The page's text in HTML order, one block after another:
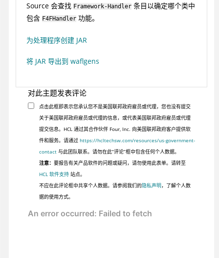
Source 会查找 Framework-Handler 条目以确定哪个类中
包含 F4FHandler 功能。
为处理程序创建 JAR
将 JAR 导出到 waflgens
对此主题发表评论
点击此框即表示您承认您不是美国联邦政府雇员或代理，您也没有提交
关于美国联邦政府雇员或代理的信息，或代表美国联邦政府雇员或代理
提交信息。HCL 通过其合作伙伴 Four, Inc. 向美国联邦政府客户提供软
件和服务。请通过 https://hcltechsw.com/resources/us-government-
contact与此团队联系。请勿在此“评论”框中包含任何个人数据。
注意： 要报告有关产品软件的问题或疑问，请勿使用此表单。请转至
HCL 软件支持站点。
不应在此评论框中共享个人数据。请参阅我们的隐私声明，了解个人数
据的使用方式。